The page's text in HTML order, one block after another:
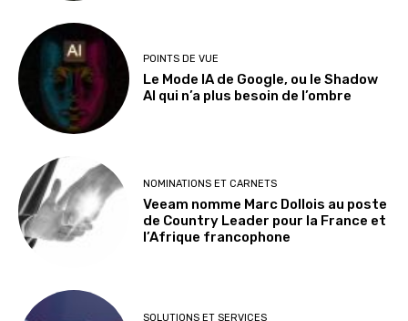
POINTS DE VUE
Le Mode IA de Google, ou le Shadow
AI qui n’a plus besoin de l’ombre
NOMINATIONS ET CARNETS
Veeam nomme Marc Dollois au poste
de Country Leader pour la France et
l’Afrique francophone
SOLUTIONS ET SERVICES